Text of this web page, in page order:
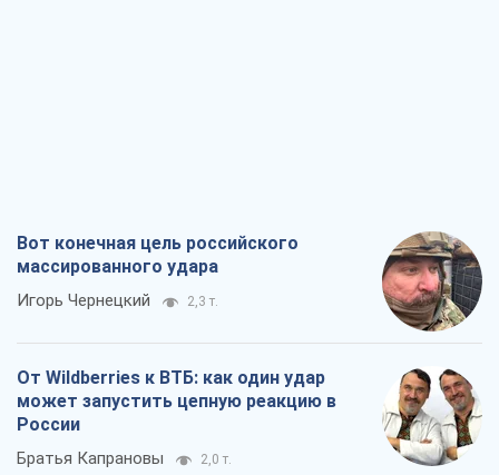
Вот конечная цель российского
массированного удара
Игорь Чернецкий 2,3 т.
От Wildberries к ВТБ: как один удар
может запустить цепную реакцию в
России
Братья Капрановы 2,0 т.